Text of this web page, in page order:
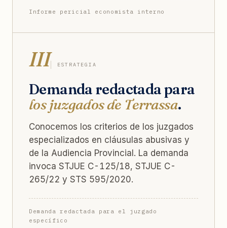
Informe pericial economista interno
III ESTRATEGIA
Demanda redactada para
los juzgados de Terrassa.
Conocemos los criterios de los juzgados
especializados en cláusulas abusivas y
de la Audiencia Provincial. La demanda
invoca STJUE C-125/18, STJUE C-
265/22 y STS 595/2020.
Demanda redactada para el juzgado
específico